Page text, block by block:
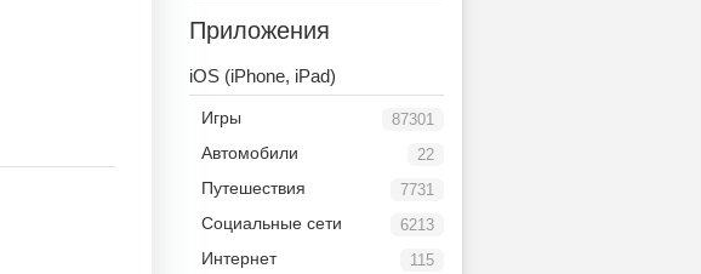
Приложения
iOS (iPhone, iPad)
87301
Игры
22
Автомобили
7731
Путешествия
6213
Социальные сети
115
Интернет